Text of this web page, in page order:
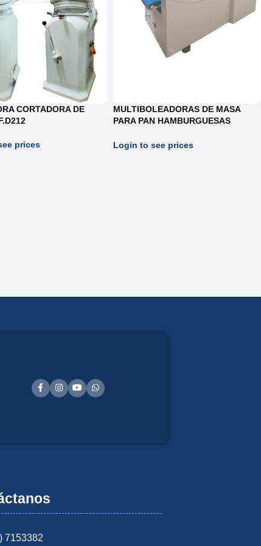
CORTADORA DE
prices
MULTIBOLEADORAS DE MASA
PARA PAN HAMBURGUESAS
Login to see prices
7153382